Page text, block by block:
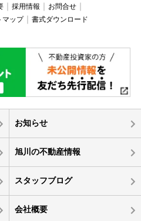
採用情報
お問合せ
マップ 書式ダウンロード
お知らせ
旭川の不動産情報
スタッフブログ
会社概要